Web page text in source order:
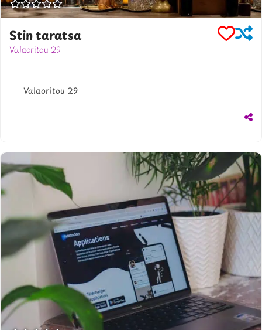
Stin taratsa
Valaoritou 29
Valaoritou 29